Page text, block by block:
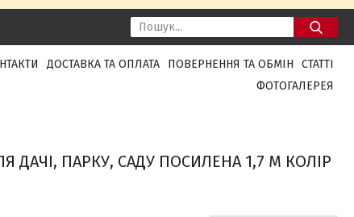
ДОСТАВКА ТА ОПЛАТА ПОВЕРНЕННЯ ТА ОБМІН
СТАТТІ
ФОТОГАЛЕРЕЯ
ДАЧІ, ПАРКУ, САДУ ПОСИЛЕНА 1,7 М КОЛІР